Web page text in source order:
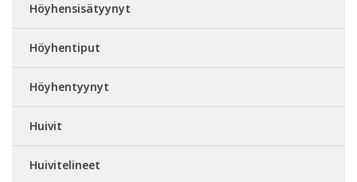
Höyhensisätyynyt
Höyhentiput
Höyhentyynyt
Huivit
Huivitelineet